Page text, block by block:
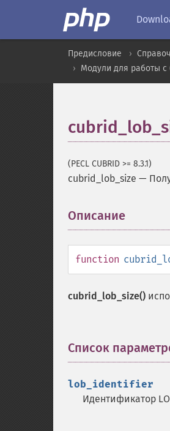
Предисловие
Модули для работы с
(PECL CUBRID >= 8.3.1)
cubrid_lob_size —
Описание
function
cubrid_lob_size()
Список
lob_identifier
Идентификатор